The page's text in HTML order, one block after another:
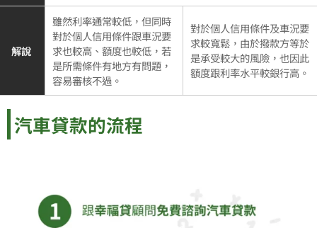
解說
雖然利率通常較低，但同時
對於個人信用條件跟車況要
求也較高、額度也較低，若
是所需條件有地方有問題，
容易審核不過。
對於個人信用條件及車況要
求較寬鬆，由於撥款方等於
是承受較大的風險，也因此
額度跟利率水平較銀行高。
汽車貸款的流程